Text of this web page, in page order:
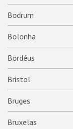
Bodrum
Bolonha
Bordéus
Bristol
Bruges
Bruxelas